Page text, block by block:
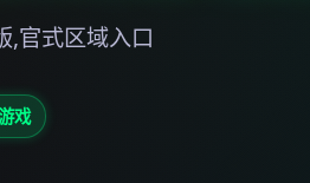
,官式区域入口
戏